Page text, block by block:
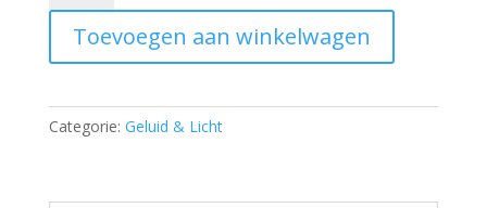
24
aantalToevoegen aan winkelwagen
Categorie: Geluid & Licht